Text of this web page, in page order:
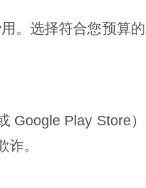
。选择符合您预算的
Google Play Store）
。